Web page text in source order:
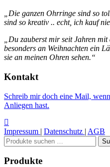
„Die ganzen Ohrringe sind so
sind so kreativ .. echt, ich kauf
„Du zauberst mir seit Jahren
besonders an Weihnachten ein
sie an meinen Ohren sehen.“
Kontakt
Schreib mir doch eine Mail,
Anliegen hast.
Impressum | Datenschutz | AGB
Suchen
nach:
Produkte